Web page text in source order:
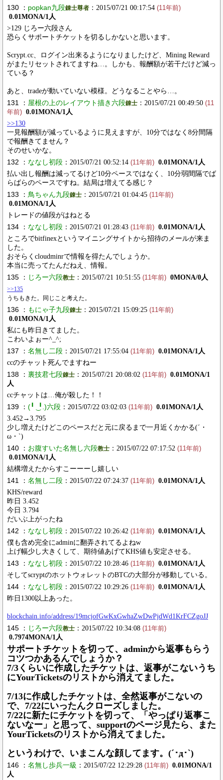
130 ： popkan九段錬士尊者 ：2015/07/21 00:17:54 (11年前)
0.01MONA/1人
>129 じろー六段さん
恐らくサポートチケットを切るしかないと思います。
Scrypt.cc、ログイン出来るようになりましたけど、Mining Reward
がまたリセットされてますね…。しかも、報酬額が若干だけど減っ
ている？
あと、tradeが動いていない模様。どうなることやら…。
131 ： 屋根の上のレイアウト描き六段錬士 ：2015/07/21 00:49:50 (11
年前) 0.01MONA/1人
>>130
一見報酬額が減っているように見えますが、10分ではなく8分間隔
で報酬きてません？
そのせいかな。
132 ： ななし初段 ：2015/07/21 00:52:14 (11年前) 0.01MONA/1人
払い出し報酬は減ってるけど10分ペースではなく、10分弱間隔でば
らばらのペースですね。結局は増えてる感じ？
133 ： 鳥ちゃん九段錬士 ：2015/07/21 01:04:45 (11年前)
0.01MONA/1人
トレードの値段がはねとる
134 ： ななし初段 ：2015/07/21 01:28:43 (11年前) 0.01MONA/1人
ところでbitfinexというマイニングサイトから招待のメールが来ま
した。
おそらくcloudminrで情報を得たんでしょうか。
本当に売ってたんだねえ、情報。
135 ： じろー六段教士 ：2015/07/21 10:51:55 (11年前) 0MONA/0人
>>135
うちもきた。同じこと考えた。
136 ： もにゃ子九段錬士 ：2015/07/21 15:09:25 (11年前)
0.01MONA/1人
私にも昨日きてました。
こわいよぉー^_^;
137 ： 名無し二段 ：2015/07/21 17:55:04 (11年前) 0.01MONA/1人
ccのチャット死んでますねー
138 ： 裏技君七段錬士 ：2015/07/21 20:08:02 (11年前) 0.01MONA/1
人
ccチャットは…俺が殺した！！
139 ： (╹ ͜ ╹.)六段 ：2015/07/22 03:02:03 (11年前) 0.01MONA/1人
3.452→3.795
少し増えたけどこのペースだと元に戻るまで一月近くかかる(´・
ω・`)
140 ： お腹すいた名無し六段教士 ：2015/07/22 07:17:52 (11年前)
0.01MONA/1人
結構増えたからすこーーーし嬉しい
141 ： 名無し二段 ：2015/07/22 07:24:37 (11年前) 0.01MONA/1人
KHS/reward
昨日 3.452
今日 3.794
だいぶ上がったね
142 ： ななし初段 ：2015/07/22 10:26:42 (11年前) 0.01MONA/1人
僕も含め完全にadminに翻弄されてるよねw
上げ幅少し大きくして、期待値あげてKHS値も安定させる。
143 ： ななし初段 ：2015/07/22 10:28:46 (11年前) 0.01MONA/1人
そしてscryptのホットウォレットのBTCの大部分が移動している。
144 ： ななし初段 ：2015/07/22 10:29:26 (11年前) 0.01MONA/1人
昨日1300以上あった。
blockchain.info/address/19mcjofGwKxGwhaZwDwPjdWd1KrFCZgoJJ
145 ： じろー六段教士 ：2015/07/22 10:34:08 (11年前)
0.7974MONA/1人
サポートチケットを切って、adminから返事もらう
コツつかあるんでしょうか？
7/3くらいに作成したチケットは、返事がこないうち
にYourTicketsのリストから消えてました。
7/13に作成したチケットは、全然返事がこないの
で、7/22にいったんクローズしました。
7/22に新たにチケットを切って、「やっぱり返事こ
ないなー」と思って、supportのページ見たら、また
YourTicketsのリストから消えてました。
というわけで、いまこんな顔してます。(´･д･`)
146 ： 名無し歩兵一級 ：2015/07/22 12:29:28 (11年前) 0.01MONA/1
人